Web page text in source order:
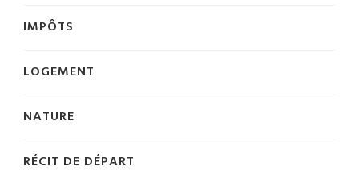
IMPÔTS
LOGEMENT
NATURE
RÉCIT DE DÉPART